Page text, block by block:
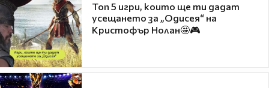
Топ 5 игри, които ще ти дадат
усещането за „Одисея“ на
Кристофър Нолан🤩🎮